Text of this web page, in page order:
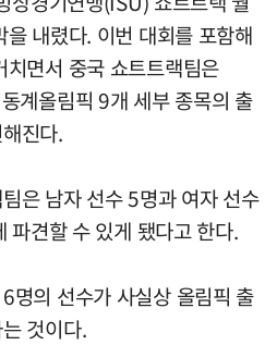
내렸다. 이번 대회를 포함해
면서 중국 쇼트트랙팀은
계올림픽 9개 세부 종목의 출
진다.
은 남자 선수 5명과 여자 선수
견할 수 있게 됐다고 한다.
명의 선수가 사실상 올림픽 출
것이다.